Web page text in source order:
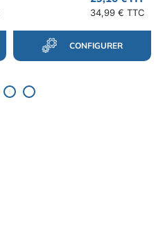
34,99 € TTC
CONFIGURER